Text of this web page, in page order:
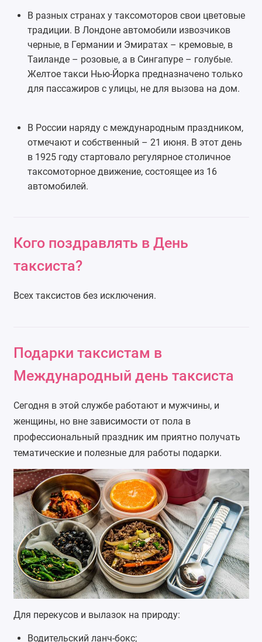
В разных странах у таксомоторов свои цветовые
традиции. В Лондоне автомобили извозчиков
черные, в Германии и Эмиратах – кремовые, в
Таиланде – розовые, а в Сингапуре – голубые.
Желтое такси Нью-Йорка предназначено только
для пассажиров с улицы, не для вызова на дом.
В России наряду с международным праздником,
отмечают и собственный – 21 июня. В этот день
в 1925 году стартовало регулярное столичное
таксомоторное движение, состоящее из 16
автомобилей.
Кого поздравлять в День
таксиста?
Всех таксистов без исключения.
Подарки таксистам в
Международный день таксиста
Сегодня в этой службе работают и мужчины, и
женщины, но вне зависимости от пола в
профессиональный праздник им приятно получать
тематические и полезные для работы подарки.
Для перекусов и вылазок на природу:
Водительский ланч-бокс;